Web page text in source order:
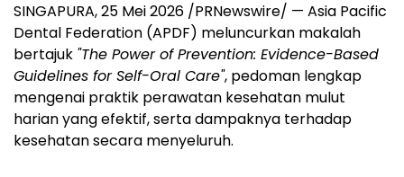
SINGAPURA,25 Mei 2026 /PRNewswire/ — Asia Pacific
Dental Federation (APDF) meluncurkan makalah
bertajuk "The Power of Prevention: Evidence-Based
Guidelines for Self-Oral Care", pedoman lengkap
mengenai praktik perawatan kesehatan mulut
harian yang efektif, serta dampaknya terhadap
kesehatan secara menyeluruh.